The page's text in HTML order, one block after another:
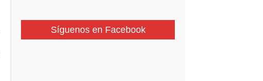
Síguenos en Facebook